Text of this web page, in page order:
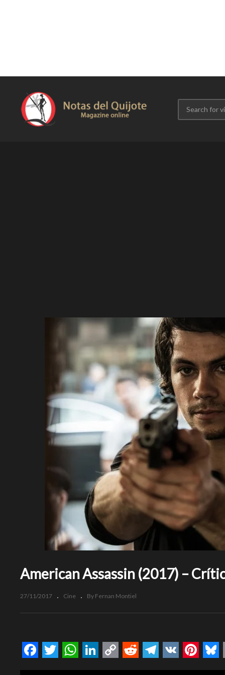
American Assassin (2017) –
27/11/2017 Cine By Fernan Montiel
Facebook
Twitter
WhatsApp
LinkedIn
CopyReddit
Telegram
VK